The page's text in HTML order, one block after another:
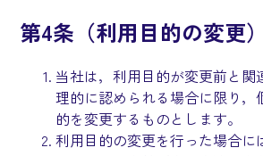
第4条（利用目的の変更）
当社は，利用目的が変更前と関
理的に認められる場合に限り，
的を変更するものとします。
利用目的の変更を行った場合に